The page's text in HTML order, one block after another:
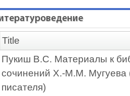
Title
Пукиш В.С. Материалы к
сочинений Х.-М.М. Мугуева
писателя)